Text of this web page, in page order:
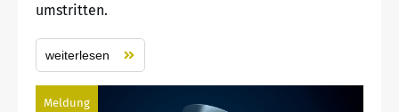
umstritten.
weiterlesen
Meldung